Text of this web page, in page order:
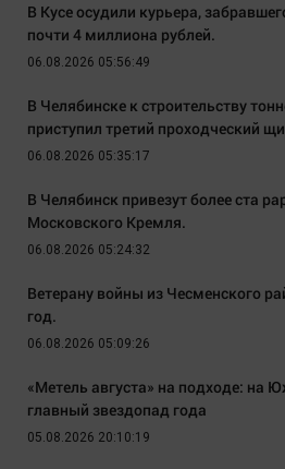
В Кусе осудили курьера,
почти 4 миллиона рублей.
06.08.2026 05:56:49
В Челябинске к строительству
приступил третий проходческий
06.08.2026 05:35:17
В Челябинск привезут более ста
Московского Кремля.
06.08.2026 05:24:32
Ветерану войны из Чесменского
год.
06.08.2026 05:09:26
«Метель августа» на подходе: на
главный звездопад года
05.08.2026 20:10:19